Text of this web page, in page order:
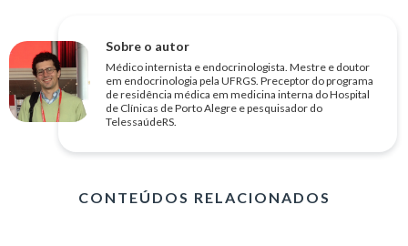
Sobre o autor
Médico internista e endocrinologista. Mestre e doutor
em endocrinologia pela UFRGS. Preceptor do programa
de residência médica em medicina interna do Hospital
de Clínicas de Porto Alegre e pesquisador do
TelessaúdeRS.
CONTEÚDOS RELACIONADOS